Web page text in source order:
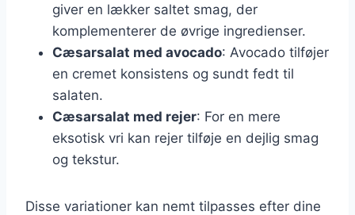
giver en lækker saltet smag, der
komplementerer de øvrige ingredienser.
Cæsarsalat med avocado: Avocado tilføjer
en cremet konsistens og sundt fedt til
salaten.
Cæsarsalat med rejer: For en mere
eksotisk vri kan rejer tilføje en dejlig smag
og tekstur.
Disse variationer kan nemt tilpasses efter dine